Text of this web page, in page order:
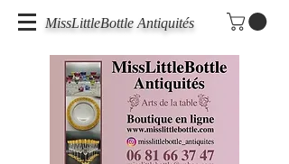
MissLittleBottle Antiquités